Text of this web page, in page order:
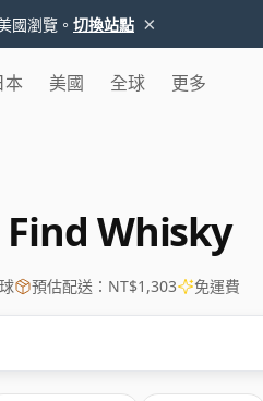
國瀏覽。 切換站點 ×
本 美國 全球 更多
Find Whisky
預估配送：NT$1,303 免運費